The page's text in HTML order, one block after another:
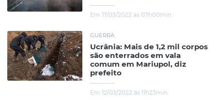
Em 17/03/2022 às 07h00min
GUERRA
Ucrânia: Mais de 1,2 mil corpos
são enterrados em vala
comum em Mariupol, diz
prefeito
Em 12/03/2022 às 11h23min